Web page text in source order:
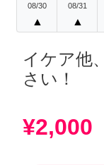
08/30
▲
08/31
▲
イケア他
さい！
¥2,000